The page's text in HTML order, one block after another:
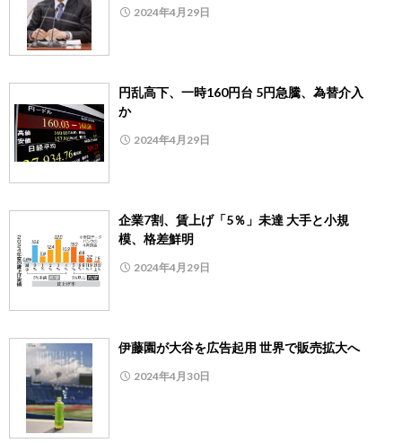
2024年4月29日
円乱高下、一時160円台 5円急騰、為替介入
か
2024年4月29日
企業7割、賃上げ「5％」未達 大手と小規
模、格差鮮明
2024年4月29日
伊藤園が大谷を広告起用 世界で販売拡大へ
2024年4月30日